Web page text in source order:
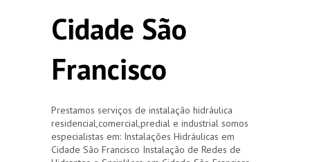
Cidade São
Francisco
Prestamos serviços de instalação hidráulica
residencial,comercial,predial e industrial somos
especialistas em: Instalações Hidráulicas em
Cidade São Francisco Instalação de Redes de